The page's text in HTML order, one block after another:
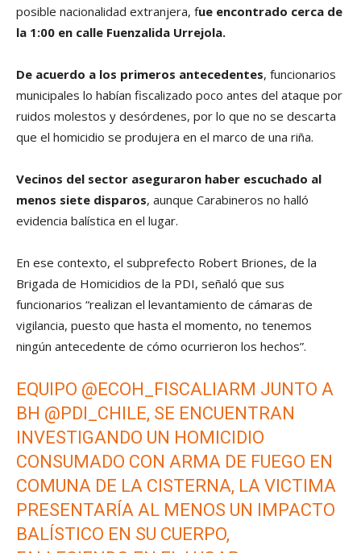
posible nacionalidad extranjera, fue encontrado cerca de
la 1:00 en calle Fuenzalida Urrejola.
De acuerdo a los primeros antecedentes, funcionarios
municipales lo habían fiscalizado poco antes del ataque por
ruidos molestos y desórdenes, por lo que no se descarta
que el homicidio se produjera en el marco de una riña.
Vecinos del sector aseguraron haber escuchado al
menos siete disparos, aunque Carabineros no halló
evidencia balística en el lugar.
En ese contexto, el subprefecto Robert Briones, de la
Brigada de Homicidios de la PDI, señaló que sus
funcionarios “realizan el levantamiento de cámaras de
vigilancia, puesto que hasta el momento, no tenemos
ningún antecedente de cómo ocurrieron los hechos”.
EQUIPO @ECOH_FISCALIARM JUNTO A
BH @PDI_CHILE, SE ENCUENTRAN
INVESTIGANDO UN HOMICIDIO
CONSUMADO CON ARMA DE FUEGO EN
COMUNA DE LA CISTERNA, LA VICTIMA
PRESENTARÍA AL MENOS UN IMPACTO
BALÍSTICO EN SU CUERPO,